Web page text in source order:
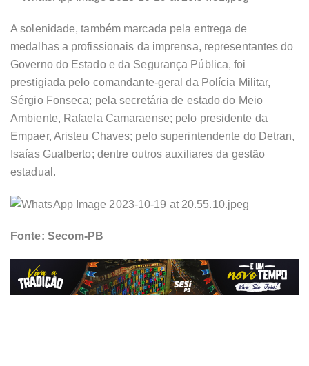
A solenidade, também marcada pela entrega de
medalhas a profissionais da imprensa, representantes do
Governo do Estado e da Segurança Pública, foi
prestigiada pelo comandante-geral da Polícia Militar,
Sérgio Fonseca; pela secretária de estado do Meio
Ambiente, Rafaela Camaraense; pelo presidente da
Empaer, Aristeu Chaves; pelo superintendente do Detran,
Isaías Gualberto; dentre outros auxiliares da gestão
estadual.
Fonte: Secom-PB